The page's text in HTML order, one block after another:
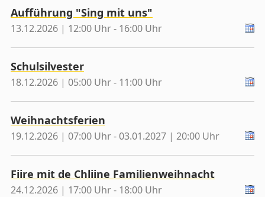
Aufführung "Sing mit uns"
13.12.2026 | 12:00 Uhr - 16:00 Uhr
Schulsilvester
18.12.2026 | 05:00 Uhr - 11:00 Uhr
Weihnachtsferien
19.12.2026 | 07:00 Uhr - 03.01.2027 | 20:00 Uhr
Fiire mit de Chliine Familienweihnacht
24.12.2026 | 17:00 Uhr - 18:00 Uhr